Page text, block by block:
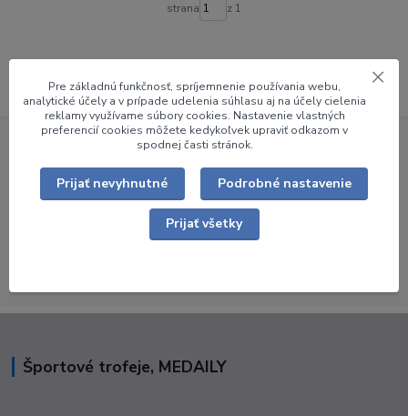
strana z 1
Ceny v e-shope sú platné len pri nákupe tovaru cez internet a môžu byť
pokiaľ nie je uvedené inak.
Ak ste nenašli tovar, ktorý hľadáte alebo potrebujete
vypracovať cenovú ponuku - kontaktujte
martin@florian.sk obchod@florian.sk
Športové trofeje, MEDAILY
Pre základnú funkčnosť, spríjemnenie používania webu,
analytické účely a v prípade udelenia súhlasu aj na účely cielenia
reklamy využívame súbory cookies. Nastavenie vlastných
preferencií cookies môžete kedykoľvek upraviť odkazom v
spodnej časti stránok.
Prijať nevyhnutné Podrobné nastavenie
Prijať všetky